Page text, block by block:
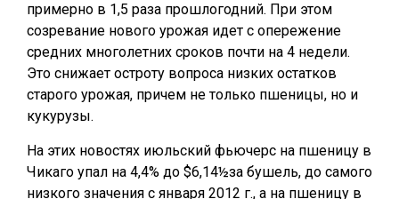
примерно в 1,5 раза прошлогодний. При этом
созревание нового урожая идет с опережение
средних многолетних сроков почти на 4 недели.
Это снижает остроту вопроса низких остатков
старого урожая, причем не только пшеницы, но и
кукурузы.
На этих новостях июльский фьючерс на пшеницу в
Чикаго упал на 4,4% до $6,14½за бушель, до самого
низкого значения с января 2012 г., а на пшеницу в